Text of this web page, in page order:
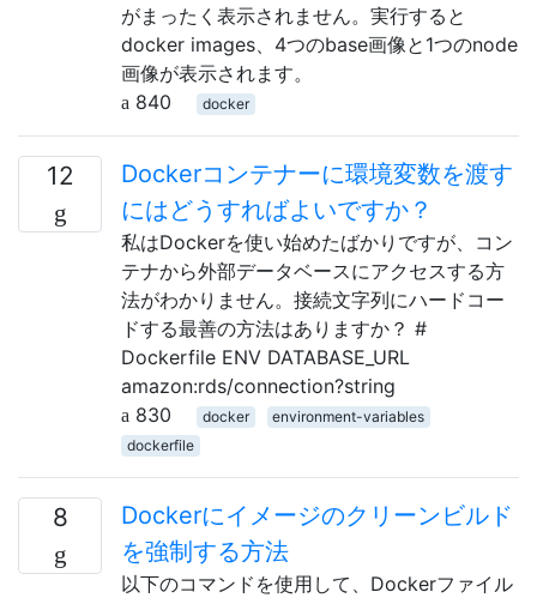
がまったく表示されません。実行すると
docker images、4つのbase画像と1つのnode
画像が表示されます。
840
docker
12
Dockerコンテナーに環境変数を渡す
にはどうすればよいですか？
私はDockerを使い始めたばかりですが、コン
テナから外部データベースにアクセスする方
法がわかりません。接続文字列にハードコー
ドする最善の方法はありますか？ #
Dockerfile ENV DATABASE_URL
amazon:rds/connection?string
830
docker
environment-variables
dockerfile
8
Dockerにイメージのクリーンビルド
を強制する方法
以下のコマンドを使用して、Dockerファイル